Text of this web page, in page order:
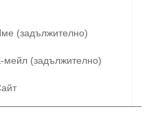
(задължително)
мейл (задължително)